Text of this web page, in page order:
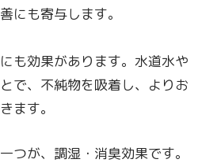
にも寄与します。
も効果があります。水道水や
で、不純物を吸着し、よりお
ます。
つが、調湿・消臭効果です。